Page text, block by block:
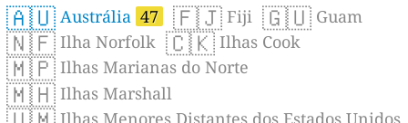
🇦🇺 Austrália 47 🇫🇯 Fiji 🇬🇺 Guam
🇳🇫 Ilha Norfolk 🇨🇰 Ilhas Cook
🇲🇵 Ilhas Marianas do Norte
🇲🇭 Ilhas Marshall
Ilhas Menores Distantes dos Estados Unidos